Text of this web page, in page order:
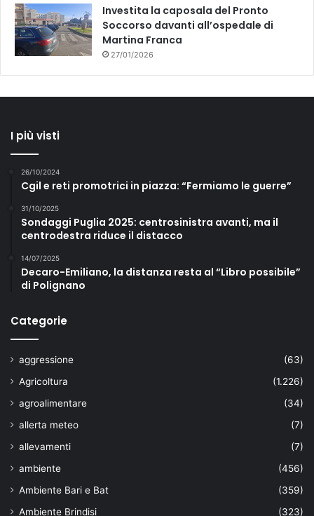
Investita la caposala del Pronto
Soccorso davanti all’ospedale di
Martina Franca
27/01/2026
I più visti
26/10/2024
Cgil e reti promotrici in piazza: “Fermiamo le guerre”
31/10/2025
Sondaggi Puglia 2025: centrosinistra avanti, ma il
centrodestra riduce il distacco
14/07/2025
Decaro-Emiliano, la distanza resta al “Libro possibile”
di Polignano
Categorie
aggressione
(63)
Agricoltura
(1.226)
agroalimentare
(34)
allerta meteo
(7)
allevamenti
(7)
ambiente
(456)
Ambiente Bari e Bat
(359)
Ambiente Brindisi
(323)